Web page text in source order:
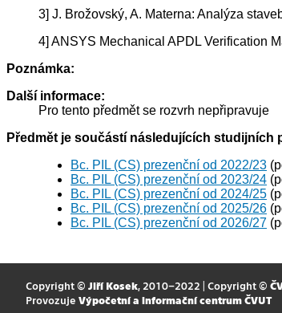
3] J. Brožovský, A. Materna: Analýza
4] ANSYS Mechanical APDL Verification
Poznámka:
Další informace:
Pro tento předmět se rozvrh nepřipravuje
Předmět je součástí následujících studijních
Bc. PIL (CS) prezenční od 2022/23
Bc. PIL (CS) prezenční od 2023/24
Bc. PIL (CS) prezenční od 2024/25
Bc. PIL (CS) prezenční od 2025/26
Bc. PIL (CS) prezenční od 2026/27
Copyright © Jiří Kosek, 2010–2022 | Copyright ©
Provozuje Výpočetní a informační centrum ČVUT